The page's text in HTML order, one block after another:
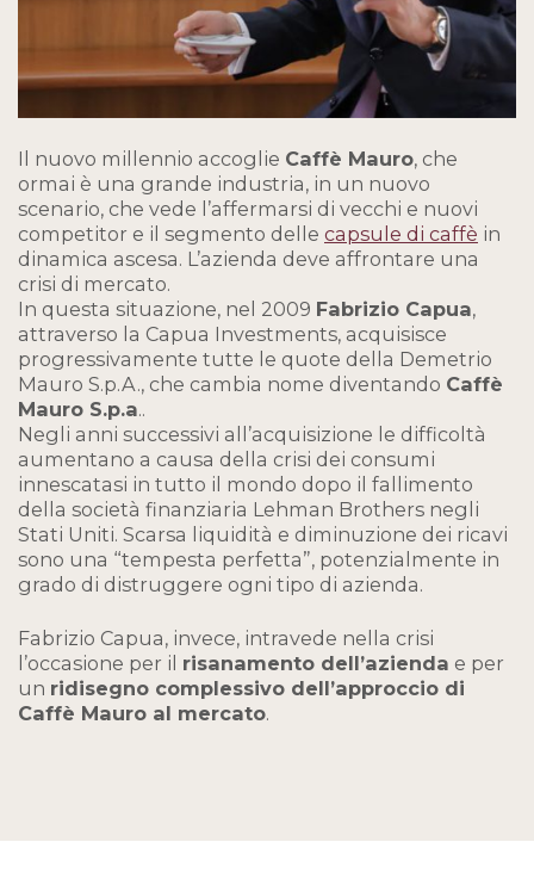
Il nuovo millennio accoglie Caffè Mauro, che
ormai è una grande industria, in un nuovo
scenario, che vede l’affermarsi di vecchi e nuovi
competitor e il segmento delle capsule di caffè in
dinamica ascesa. L’azienda deve affrontare una
crisi di mercato.
In questa situazione, nel 2009 Fabrizio Capua,
attraverso la Capua Investments, acquisisce
progressivamente tutte le quote della Demetrio
Mauro S.p.A., che cambia nome diventando Caffè
Mauro S.p.a..
Negli anni successivi all’acquisizione le difficoltà
aumentano a causa della crisi dei consumi
innescatasi in tutto il mondo dopo il fallimento
della società finanziaria Lehman Brothers negli
Stati Uniti. Scarsa liquidità e diminuzione dei ricavi
sono una “tempesta perfetta”, potenzialmente in
grado di distruggere ogni tipo di azienda.
Fabrizio Capua, invece, intravede nella crisi
l’occasione per il risanamento dell’azienda e per
un ridisegno complessivo dell’approccio di
Caffè Mauro al mercato.